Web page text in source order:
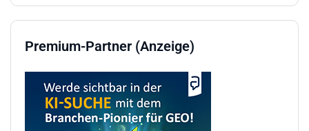
Premium-Partner (Anzeige)